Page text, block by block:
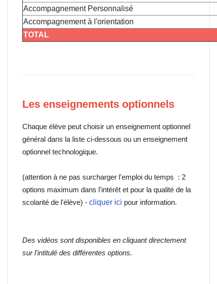
Accompagnement Personnalisé
Accompagnement à l'orientation
TOTAL
Les enseignements optionnels
Chaque élève peut choisir un enseignement optionnel
général dans la liste ci-dessous ou un enseignement
optionnel technologique.
(attention à ne pas surcharger l'emploi du temps : 2
options maximum dans l'intérêt et pour la qualité de la
scolarité de l'élève) - cliquer ici pour information.
Des vidéos sont disponibles en cliquant directement
sur l'intitulé des différentes options.